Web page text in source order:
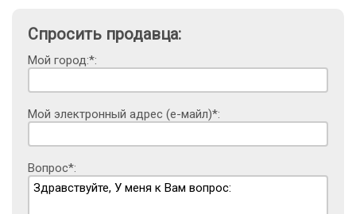
Спросить продавца:
Мой город:*:
Мой электронный адрес (е-майл)*:
Вопрос*: